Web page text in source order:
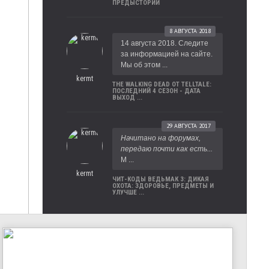
ПРЕДЫСТОРИИ
kermt
8 АВГУСТА 2018
14 августа 2018. Следите
за информацией на сайте.
Мы об этом ...
THE WALKING DEAD ОТ TELLTALE:
ПОСЛЕДНИЙ 4 СЕЗОН - ДАТА
ВЫХОД ...
kermt
29 АВГУСТА 2017
Начитано на форумах,
передаю почти как есть...
М ...
ЧИТ-КОДЫ ВЕДЬМАК 3: ДИКАЯ
ОХОТА: ЗДОРОВЬЕ, ПРЕДМЕТЫ И
УЛУЧШЕ ...